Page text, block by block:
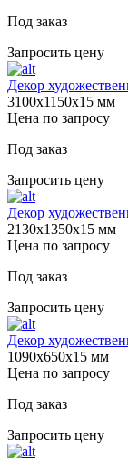
Под заказ
Запросить цену
Декор
3100х1150х15 мм
Цена по запросу
Под заказ
Запросить цену
Декор
2130х1350х15 мм
Цена по запросу
Под заказ
Запросить цену
Декор
1090х650х15 мм
Цена по запросу
Под заказ
Запросить цену